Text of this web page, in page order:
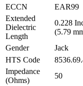
ECCN
EAR99
Extended
Dielectric
Length
0.228
(5.79
Gender
Jack
HTS Code
Impedance
(Ohms)
50